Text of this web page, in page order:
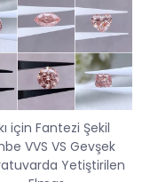
için Fantezi Şekil
VVS VS Gevşek
Yetiştirilen